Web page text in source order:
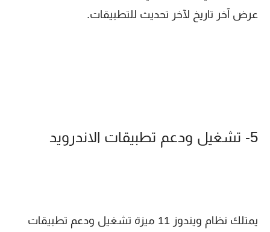
عرض آخر تاريخ لآخر تحديث للتطبيقات.
5- تشغيل ودعم تطبيقات الاندرويد
يمتلك نظام ويندوز 11 ميزة تشغيل ودعم تطبيقات